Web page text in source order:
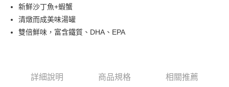
結帳頁面，進行簡訊認證並確認金額後，即可完成結帳。
２．訂單成立數日內，您將收到繳費通知簡訊。
３．收到繳費通知簡訊後14天內，點擊此簡訊中的連結，可透過四大超商／
ATM／網路銀行／等多元方式進行付款，方視為交易完成。
※ 交易是否成功請以「AFTEE先享後付 」之結帳頁面顯示為準，若有關於
是否繳費成功／繳費後需取消欲退款等相關疑問，請聯繫「AFTEE先享後付
付款後全家取貨
每筆NT$80，滿NT$2,000(含以上)免運費
付款後7-11取貨
新鮮沙丁魚+蝦蟹
清燉而成美味湯罐
雙倍鮮味，富含鐵質、DHA、EPA
詳細說明 商品規格 相關推薦